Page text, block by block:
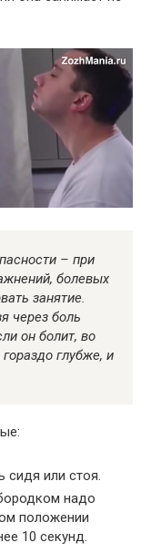
– при
болевых
занятие.
через боль
он болит, во
глубже, и
сидя или стоя.
надо
положении
10 секунд.